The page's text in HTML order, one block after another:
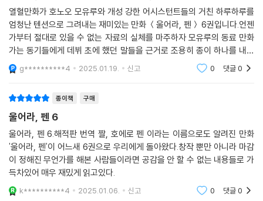
열혈만화가 호노오 모유루와 개성 강한 어시스턴트들의 거친 하루하루를
엄청난 텐션으로 그려내는 재미있는 만화 ＜울어라, 펜＞ 6권입니다.언젠
가부터 절대로 있을 수 없는 자료의 실체를 마주하자 모유루의 동료 만화
가는 동기들에게 데뷔 초에 했던 말들을 근거로 조용히 종이 하나를 내밉
니다.놀랍게도 거기에는 요상한 설정을 한 미녀 조직단 캐릭터가 있었고,
그들이 정한 것들이
g**********4 2025.01.19. 신고 0 댓글0
종이책 구매
울어라, 펜 6
울어라, 펜 6.해적판 번역 짤, 호에로 펜 이라는 이름으로도 알려진 만화
'울어라, 펜'이 어느새 6권으로 우리에게 돌아왔다.창작 뿐만 아니라 마감
이 정해진 무언가를 해본 사람들이라면 공감을 안 할 수 없는 내용들로 가
득차있어 매우 재밌게 읽고있다.
k**********4 2025.01.06. 신고 0 댓글0